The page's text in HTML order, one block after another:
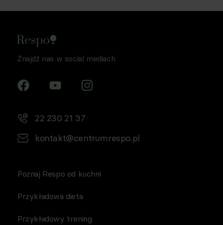
Znajdź nas w social mediach
22 230 21 37
kontakt@centrumrespo.pl
Poznaj Respo od kuchni
Przykładowa dieta
Przykładowy trening